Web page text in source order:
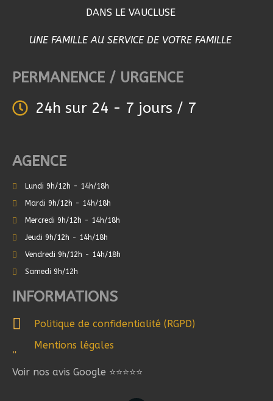
DANS LE VAUCLUSE
UNE FAMILLE AU SERVICE DE VOTRE FAMILLE
PERMANENCE / URGENCE
24h sur 24 - 7 jours / 7
AGENCE
Lundi 9h/12h - 14h/18h
Mardi 9h/12h - 14h/18h
Mercredi 9h/12h - 14h/18h
Jeudi 9h/12h - 14h/18h
Vendredi 9h/12h - 14h/18h
Samedi 9h/12h
INFORMATIONS
Politique de confidentialité (RGPD)
Mentions légales
Voir nos avis Google ⭐⭐⭐⭐⭐